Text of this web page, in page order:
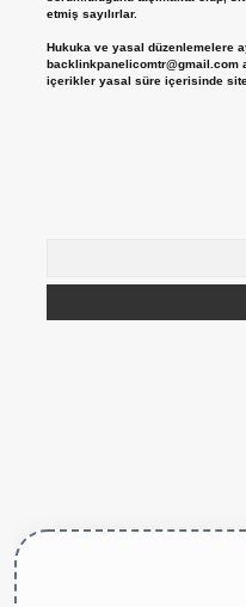
etmiş sayılırlar.
Hukuka ve yasal düzenlemelere
backlinkpanelicomtr@gmail.com
içerikler yasal süre içerisinde